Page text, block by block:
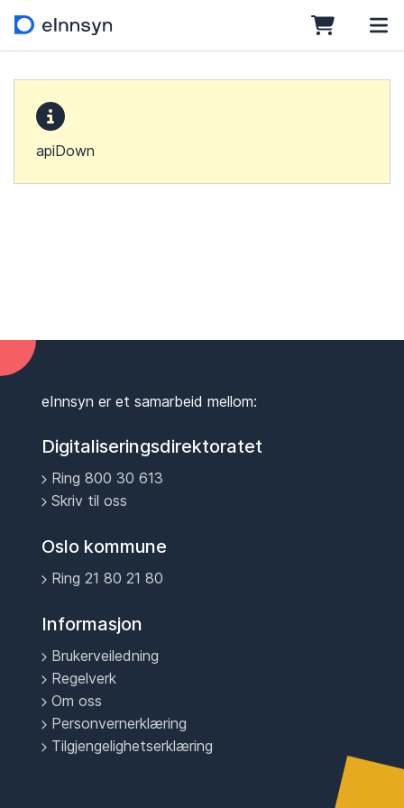
apiDown
eInnsyn er et samarbeid mellom:
Digitaliseringsdirektoratet
Ring 800 30 613
Skriv til oss
Oslo kommune
Ring 21 80 21 80
Informasjon
Brukerveiledning
Regelverk
Om oss
Personvernerklæring
Tilgjengelighetserklæring